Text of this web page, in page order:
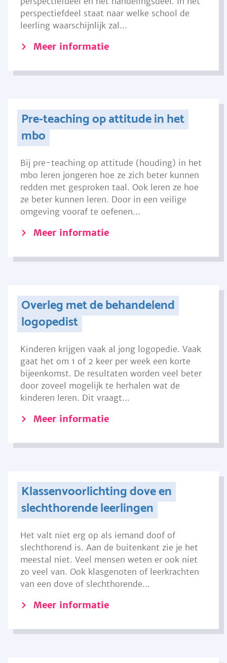
perspectiefdeel staat naar welke school de
leerling waarschijnlijk zal...
Meer informatie
Pre-teaching op attitude in het
mbo
Bij pre-teaching op attitude (houding) in het
mbo leren jongeren hoe ze zich beter kunnen
redden met gesproken taal. Ook leren ze hoe
ze beter kunnen leren. Door in een veilige
omgeving vooraf te oefenen...
Meer informatie
Overleg met de behandelend
logopedist
Kinderen krijgen vaak al jong logopedie. Vaak
gaat het om 1 of 2 keer per week een korte
bijeenkomst. De resultaten worden veel beter
door zoveel mogelijk te herhalen wat de
kinderen leren. Dit vraagt...
Meer informatie
Klassenvoorlichting dove en
slechthorende leerlingen
Het valt niet erg op als iemand doof of
slechthorend is. Aan de buitenkant zie je het
meestal niet. Veel mensen weten er ook niet
zo veel van. Ook klasgenoten of leerkrachten
van een dove of slechthorende...
Meer informatie